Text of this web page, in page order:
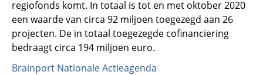
regiofonds komt. In totaal is tot en met oktober 2020
een waarde van circa 92 miljoen toegezegd aan 26
projecten. De in totaal toegezegde cofinanciering
bedraagt circa 194 miljoen euro.
Brainport Nationale Actieagenda